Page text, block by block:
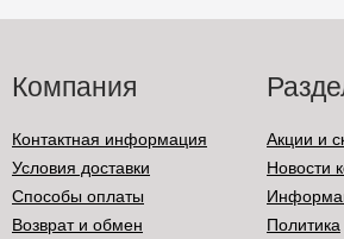
Компания
Контактная информация
Условия доставки
Способы оплаты
Возврат и обмен
Акции и
Новости
Политика